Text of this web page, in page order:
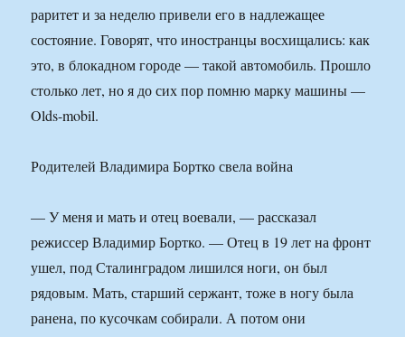
раритет и за неделю привели его в надлежащее
состояние. Говорят, что иностранцы восхищались: как
это, в блокадном городе — такой автомобиль. Прошло
столько лет, но я до сих пор помню марку машины —
Olds-mobil.
Родителей Владимира Бортко свела война
— У меня и мать и отец воевали, — рассказал
режиссер Владимир Бортко. — Отец в 19 лет на фронт
ушел, под Сталинградом лишился ноги, он был
рядовым. Мать, старший сержант, тоже в ногу была
ранена, по кусочкам собирали. А потом они